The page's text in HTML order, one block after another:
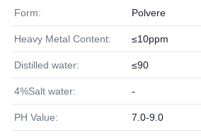
Form: Polvere
Heavy Metal Content: ≤10ppm
Distilled water: ≤90
4%Salt water: -
PH Value: 7.0-9.0